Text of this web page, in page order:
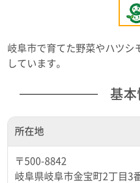
岐阜市で育てた野菜やハツシ
しています。
基本
所在地
〒500-8842
岐阜県岐阜市金宝町2丁目3